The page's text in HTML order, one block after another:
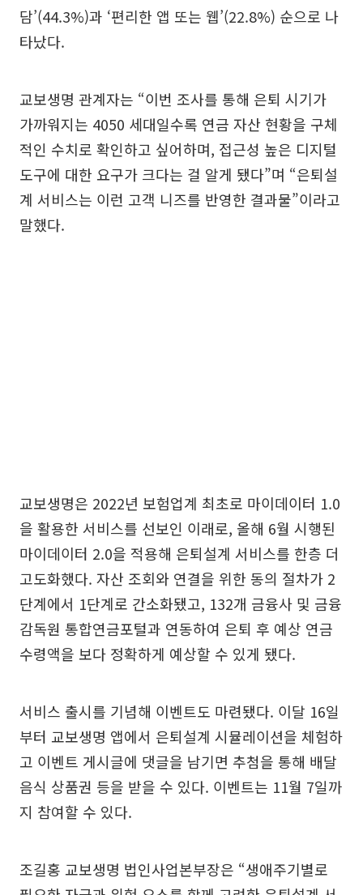
담’(44.3%)과 ‘편리한 앱 또는 웹’(22.8%) 순으로 나
타났다.
교보생명 관계자는 “이번 조사를 통해 은퇴 시기가
가까워지는 4050 세대일수록 연금 자산 현황을 구체
적인 수치로 확인하고 싶어하며, 접근성 높은 디지털
도구에 대한 요구가 크다는 걸 알게 됐다”며 “은퇴설
계 서비스는 이런 고객 니즈를 반영한 결과물”이라고
말했다.
교보생명은 2022년 보험업계 최초로 마이데이터 1.0
을 활용한 서비스를 선보인 이래로, 올해 6월 시행된
마이데이터 2.0을 적용해 은퇴설계 서비스를 한층 더
고도화했다. 자산 조회와 연결을 위한 동의 절차가 2
단계에서 1단계로 간소화됐고, 132개 금융사 및 금융
감독원 통합연금포털과 연동하여 은퇴 후 예상 연금
수령액을 보다 정확하게 예상할 수 있게 됐다.
서비스 출시를 기념해 이벤트도 마련됐다. 이달 16일
부터 교보생명 앱에서 은퇴설계 시뮬레이션을 체험하
고 이벤트 게시글에 댓글을 남기면 추첨을 통해 배달
음식 상품권 등을 받을 수 있다. 이벤트는 11월 7일까
지 참여할 수 있다.
조길홍 교보생명 법인사업본부장은 “생애주기별로